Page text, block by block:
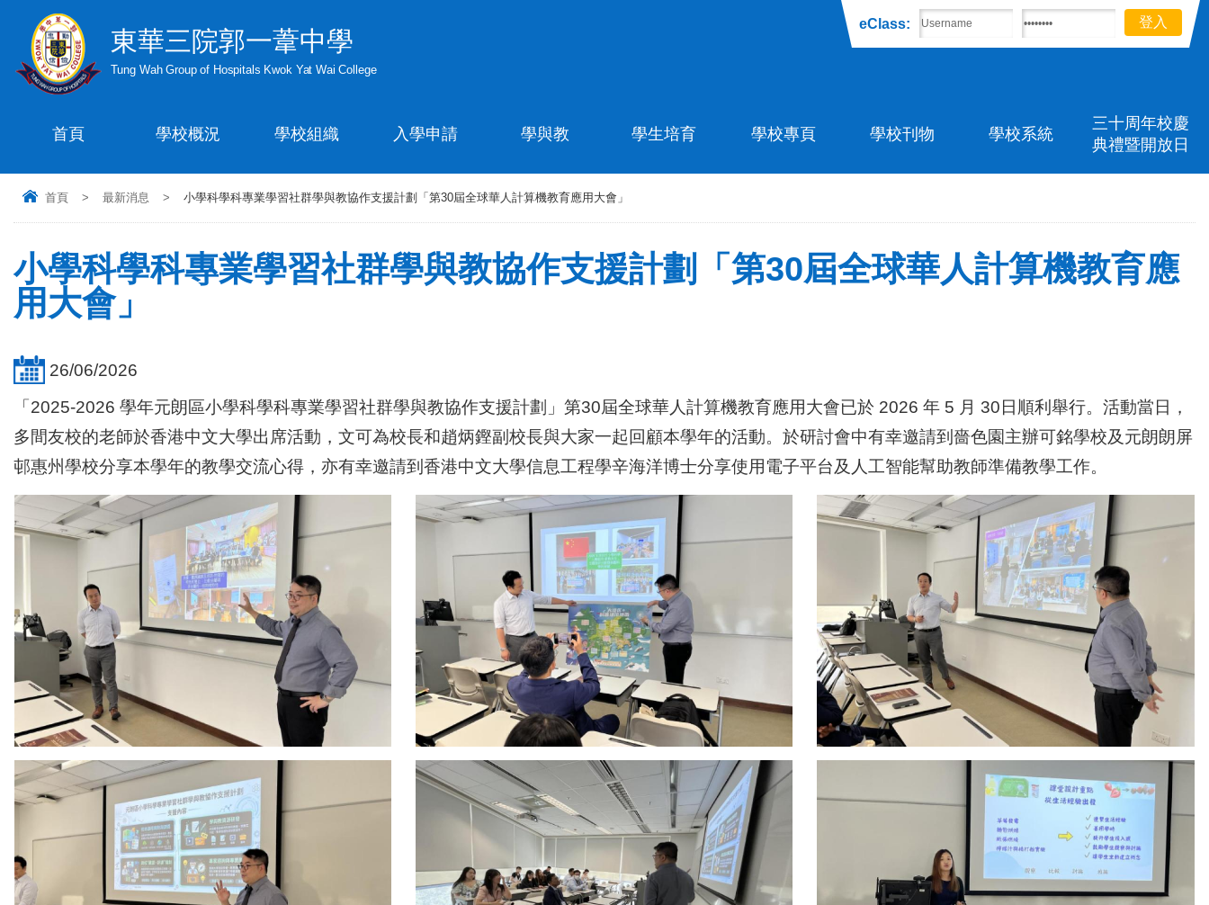
東華三院郭一葦中學
Tung Wah Group of Hospitals Kwok Yat Wai College
eClass:
首頁 學校概況 學校組織 入學申請 學與教 學生培育 學校專頁 學校刊物 學校系統
三十周年校慶
典禮暨開放日
首頁 > 最新消息 > 小學科學科專業學習社群學與教協作支援計劃「第30屆全球華人計算機教育應用大會」
小學科學科專業學習社群學與教協作支援計劃「第30屆全球華人計算機教育應
用大會」
26/06/2026
「2025-2026 學年元朗區小學科學科專業學習社群學與教協作支援計劃」第30屆全球華人計算機教育應用大會已於 2026 年 5 月 30日順利舉行。活動當日，
多間友校的老師於香港中文大學出席活動，文可為校長和趙炳鏗副校長與大家一起回顧本學年的活動。於研討會中有幸邀請到嗇色園主辦可銘學校及元朗朗屏
邨惠州學校分享本學年的教學交流心得，亦有幸邀請到香港中文大學信息工程學辛海洋博士分享使用電子平台及人工智能幫助教師準備教學工作。